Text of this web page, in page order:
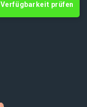
Verfügbarkeit prüfen